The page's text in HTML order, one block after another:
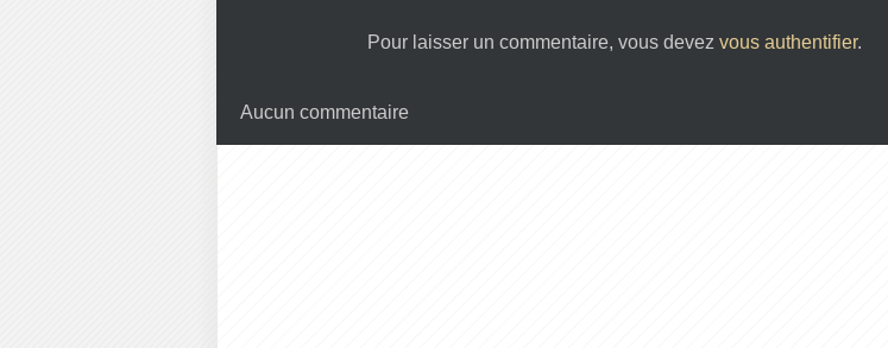
Pour laisser un commentaire, vous devez vous authentifier.
Aucun commentaire